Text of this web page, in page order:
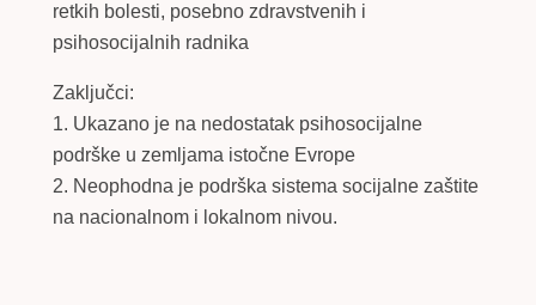
retkih bolesti, posebno zdravstvenih i
psihosocijalnih radnika
Zaključci:
1. Ukazano je na nedostatak psihosocijalne
podrške u zemljama istočne Evrope
2. Neophodna je podrška sistema socijalne zaštite
na nacionalnom i lokalnom nivou.